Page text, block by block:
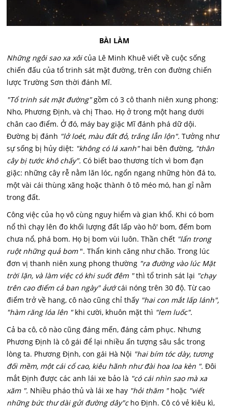
BÀI LÀM
Những ngôi sao xa xôicủa Lê Minh Khuê viết về cuộc sống
chiến đấu của tổ trinh sát mặt đường, trên con đường chiến
lược Trường Sơn thời đánh Mĩ.
"Tổ trinh sát mặt đường"gồm có 3 cô thanh niên xung phong:
Nho, Phương Định, và chị Thao. Họ ở trong một hang dưới
chân cao điểm. Ở đó, máy bay giặc Mĩ đánh phá dữ dội.
Đường bị đánh "lở loét, màu đất đỏ, trắng lẫn lộn". Tưởng như
sự sống bị hủy diệt: "không có lá xanh"hai bên đường, "thân
cây bị tước khô chấy". Có biết bao thương tích vì bom đạn
giặc: những cây rễ nằm lăn lóc, ngổn ngang những hòn đá to,
một vài cái thùng xăng hoặc thành ô tô méo mó, han gỉ nằm
trong đất.
Công việc của họ vô cùng nguy hiểm và gian khổ. Khi có bom
nổ thì chạy lên đo khối lượng đất lấp vào hô' bom, đếm bom
chưa nổ, phá bom. Họ bị bom vùi luôn. Thần chết "lẩn trong
ruột những quả bom". Thẩn kinh căng như chão. Trong lúc
đơn vị thanh niên xung phong thường "ra đường vào lúc Mặt
trời lặn, và làm việc có khi suốt đêm "thì tổ trinh sát lại "chạy
trên cao điểm cả ban ngày" ảướcái nóng trên 30 độ. Từ cao
điểm trở về hang, cô nào cũng chỉ thấy "hai con mắt lấp lánh",
"hàm răng lóa lên "khi cười, khuôn mặt thì "lem luốc".
Cả ba cô, cô nào cũng đáng mến, đáng cảm phục. Nhưng
Phương Định là cô gái để lại nhiều ấn tượng sâu sắc trong
lòng ta. Phương Định, con gái Hà Nội "hai bím tóc dày, tương
đối mềm, một cái cổ cao, kiêu hãnh như đài hoa loa kèn ". Đôi
mắt Định được các anh lái xe bảo là "có cái nhìn sao mà xa
xăm ". Nhiều pháo thủ và lái xe hay "hỏi thăm "hoặc "viết
những bức thư dài gửi đường dây"cho Định. Cô có vẻ kiêu kì,